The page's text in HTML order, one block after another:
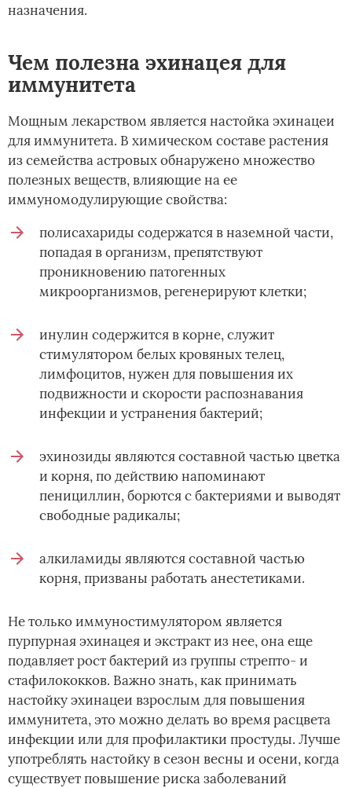
назначения.
Чем полезна эхинацея для
иммунитета
Мощным лекарством является настойка эхинацеи
для иммунитета. В химическом составе растения
из семейства астровых обнаружено множество
полезных веществ, влияющие на ее
иммуномодулирующие свойства:
полисахариды содержатся в наземной части,
попадая в организм, препятствуют
проникновению патогенных
микроорганизмов, регенерируют клетки;
инулин содержится в корне, служит
стимулятором белых кровяных телец,
лимфоцитов, нужен для повышения их
подвижности и скорости распознавания
инфекции и устранения бактерий;
эхинозиды являются составной частью цветка
и корня, по действию напоминают
пенициллин, борются с бактериями и выводят
свободные радикалы;
алкиламиды являются составной частью
корня, призваны работать анестетиками.
Не только иммуностимулятором является
пурпурная эхинацея и экстракт из нее, она еще
подавляет рост бактерий из группы стрепто- и
стафилококков. Важно знать, как принимать
настойку эхинацеи взрослым для повышения
иммунитета, это можно делать во время расцвета
инфекции или для профилактики простуды. Лучше
употреблять настойку в сезон весны и осени, когда
существует повышение риска заболеваний